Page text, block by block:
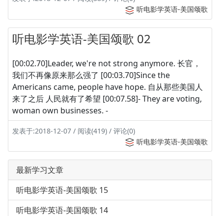
听电影学英语-美国颂歌
听电影学英语-美国颂歌 02
[00:02.70]Leader, we're not strong anymore. 长官，
我们不再像原来那么强了 [00:03.70]Since the
Americans came, people have hope. 自从那些美国人
来了之后 人民就有了希望 [00:07.58]- They are voting,
woman own businesses. -
发表于:2018-12-07 / 阅读(419) / 评论(0)
听电影学英语-美国颂歌
最新学习文章
听电影学英语-美国颂歌 15
听电影学英语-美国颂歌 14